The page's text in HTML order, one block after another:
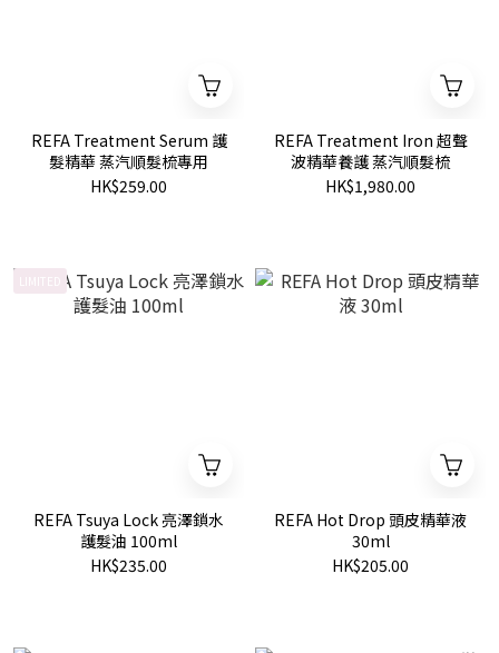
REFA Treatment Serum 護
髮精華 蒸汽順髮梳專用
HK$259.00
REFA Treatment Iron 超聲
波精華養護 蒸汽順髮梳
HK$1,980.00
REFA Tsuya Lock 亮澤鎖水
護髮油 100ml
HK$235.00
REFA Hot Drop 頭皮精華液
30ml
HK$205.00